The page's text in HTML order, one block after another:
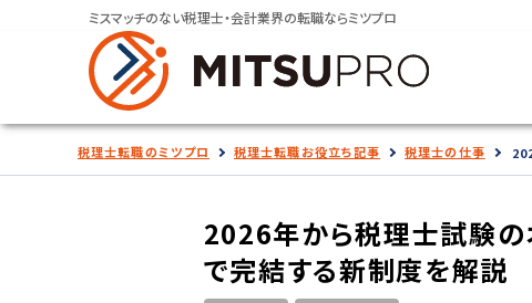
ミスマッチのない税理士・会計業界の転職ならミツプロ
税理士転職のミツプロ 税理士転職お役立ち記事 税理士の仕事
2026年から税理士試験の
で完結する新制度を解説